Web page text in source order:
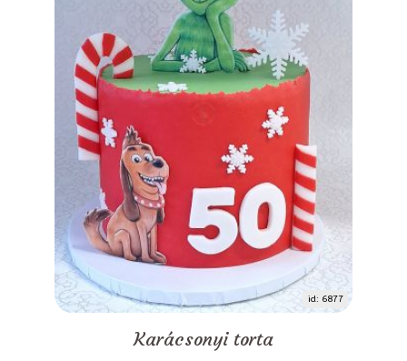
id: 6877
Karácsonyi torta